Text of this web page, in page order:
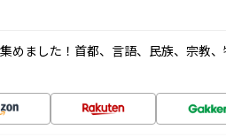
めました！首都、言語、民族、宗教